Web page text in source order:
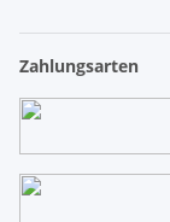
Zahlungsarten